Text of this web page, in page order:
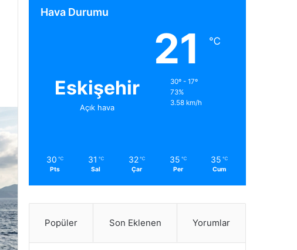
Hava Durumu
Eskişehir
Açık hava
21 ℃
30º - 17º
73%
3.58 km/h
30 ℃
Pts
31 ℃
Sal
32 ℃
Çar
35 ℃
Per
35 ℃
Cum
Popüler Son Eklenen Yorumlar